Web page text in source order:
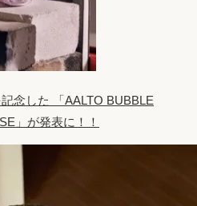
念した 「AALTO BUBBLE
」が発表に！！